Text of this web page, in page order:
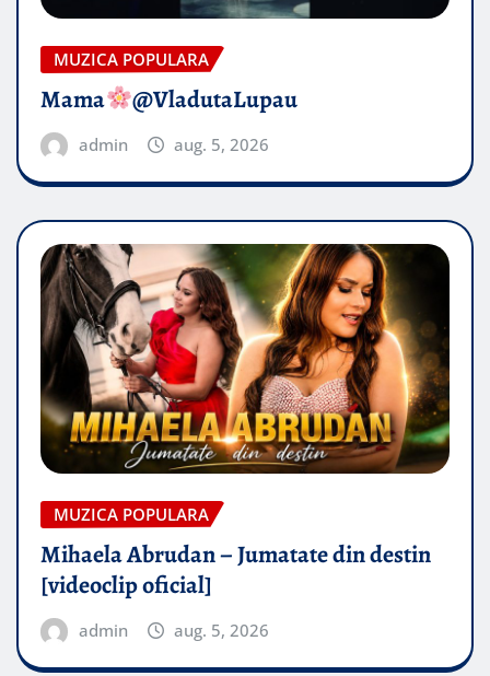
MUZICA POPULARA
Mama @VladutaLupau
admin aug. 5, 2026
MUZICA POPULARA
Mihaela Abrudan – Jumatate din destin
[videoclip oficial]
admin aug. 5, 2026